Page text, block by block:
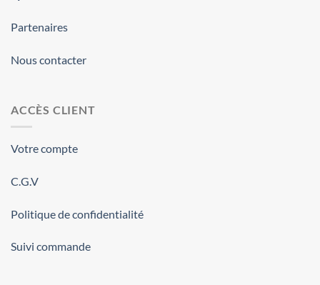
Partenaires
Nous contacter
ACCÈS CLIENT
Votre compte
C.G.V
Politique de confidentialité
Suivi commande